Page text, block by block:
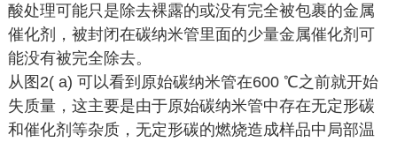
酸处理可能只是除去裸露的或没有完全被包裹的金属
催化剂，被封闭在碳纳米管里面的少量金属催化剂可
能没有被完全除去。
从图2( a) 可以看到原始碳纳米管在600 ℃之前就开始
失质量，这主要是由于原始碳纳米管中存在无定形碳
和催化剂等杂质，无定形碳的燃烧造成样品中局部温